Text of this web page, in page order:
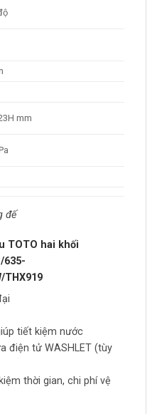
mm
đế
TOTO hai khối
635-
THX919
tiết kiệm nước
điện tử WASHLET (tùy
thời gian, chi phí vệ